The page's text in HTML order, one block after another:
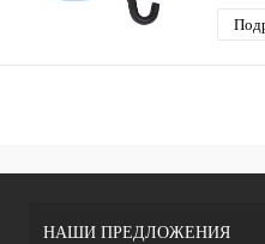
НАШИ ПРЕДЛОЖЕНИЯ